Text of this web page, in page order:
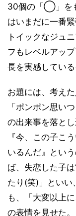
30個の「◯」を
はいまだに一番
トイックなジュ
フもレベルアッ
長を実感している
お題には、考えた
「ポンポン思い
の出来事を落と
『今、この子こ
いるんだ』とい
ば、失恋した子
たり(笑)」といい
も、「大変以上
の表情を見せた。